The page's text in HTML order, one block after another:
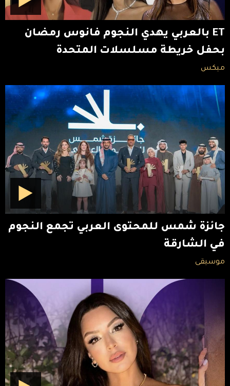
ET بالعربي يهدي النجوم فانوس رمضان
بحفل خريطة مسلسلات المتحدة
ميكس
جائزة شمس للمحتوى العربي تجمع النجوم
في الشارقة
موسيقى